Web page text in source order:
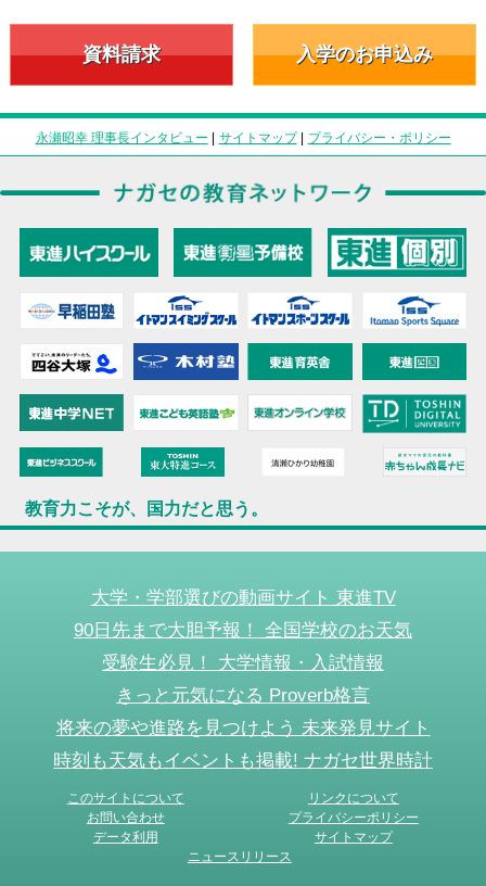
資料請求 入学のお申込み
永瀬昭幸 理事長インタビュー | サイトマップ| プライバシー・ポリシー
教育力こそが、国力だと思う。
大学・学部選びの動画サイト 東進TV
90日先まで大胆予報！ 全国学校のお天気
受験生必見！ 大学情報・入試情報
きっと元気になる Proverb格言
将来の夢や進路を見つけよう 未来発見サイト
時刻も天気もイベントも掲載! ナガセ世界時計
このサイトについて
リンクについて
お問い合わせ
プライバシーポリシー
データ利用
サイトマップ
ニュースリリース